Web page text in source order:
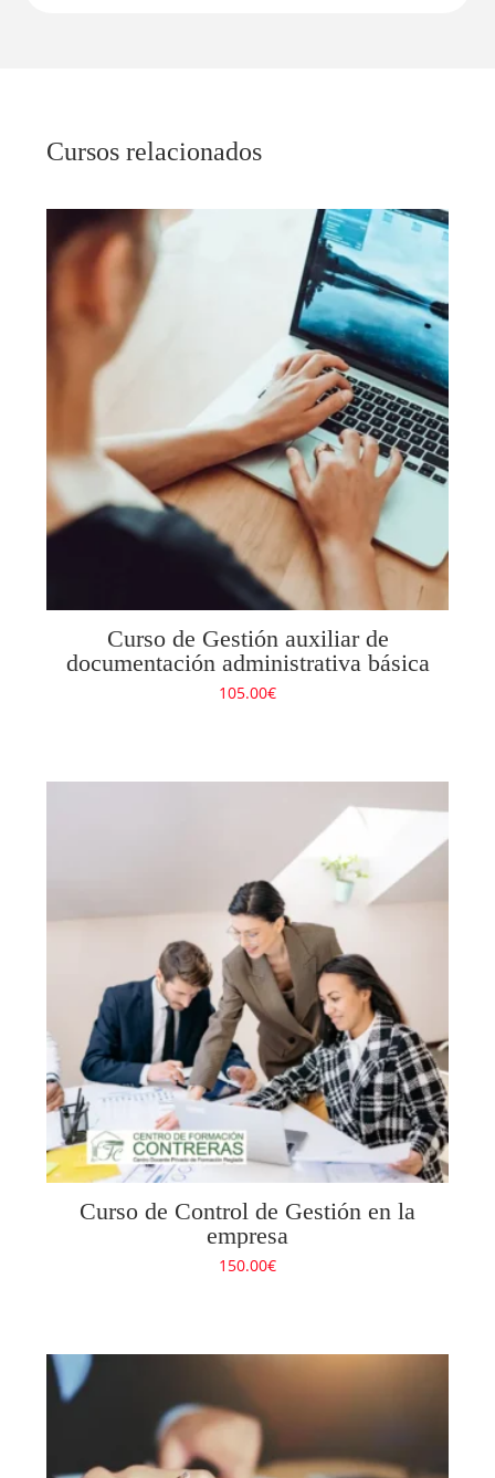
Cursos relacionados
Curso de Gestión auxiliar de
documentación administrativa básica
105.00€
Curso de Control de Gestión en la
empresa
150.00€